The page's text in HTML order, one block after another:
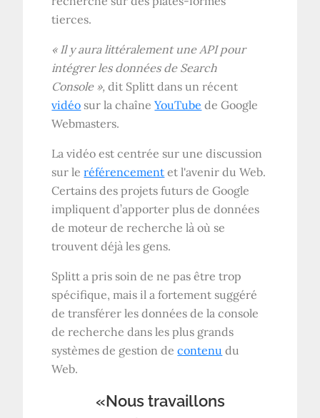
tierces.
« Il y aura littéralement une API pour
intégrer les données de Search
Console », dit Splitt dans un récent
vidéo sur la chaîneYouTube de Google
Webmasters.
La vidéo est centrée sur une discussion
sur leréférencement et l'avenir du Web.
Certains des projets futurs de Google
impliquent d’apporter plus de données
de moteur de recherche là où se
trouvent déjà les gens.
Splitt a pris soin de ne pas être trop
spécifique, mais il a fortement suggéré
de transférer les données de la console
de recherche dans les plus grands
systèmes de gestion decontenu du
Web.
«Nous travaillons